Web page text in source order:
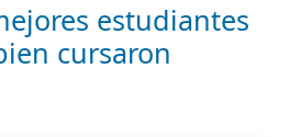
estudiantes
cursaron